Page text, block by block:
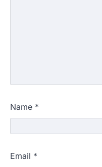
Name *
Email *